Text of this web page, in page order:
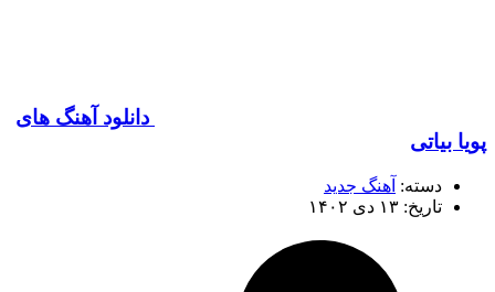
دانلود آهنگ های
پویا بیاتی
دسته: آهنگ جدید
تاریخ: ۱۳ دی ۱۴۰۲